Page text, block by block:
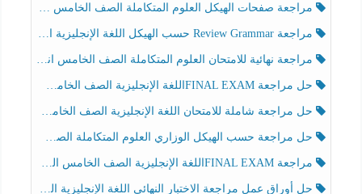
مراجعة صفحات الهيكل العلوم المتكاملة الصف الخامس انسبير الفصل الثالث
مراجعة Review Grammar حسب الهيكل اللغة الإنجليزية الصف الخامس الفصل الثالث
مراجعة نهائية للامتحان العلوم المتكاملة الصف الخامس انسبير الفصل الثالث
حل مراجعة FINAL EXAMاللغة الإنجليزية الصف الخامس الفصل الثالث
حل مراجعة شاملة للامتحان اللغة الإنجليزية الصف الخامس الفصل الثالث
حل مراجعة حسب الهيكل الوزاري العلوم المتكاملة الصف الخامس عام الفصل الثالث
مراجعة FINAL EXAMاللغة الإنجليزية الصف الخامس الفصل الثالث
حل أوراق عمل مراجعة الاختبار النهائي اللغة الإنجليزية الصف الرابع الفصل الثالث